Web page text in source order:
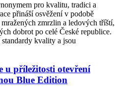
pro kvalitu, tradici a
přináší osvěžení v podobě
zmrzlin a ledových tříští,
dobrot po celé České republice.
kvality a jsou
u příležitosti otevření
Blue Edition